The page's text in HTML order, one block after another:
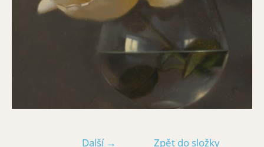
Další → Zpět do složky